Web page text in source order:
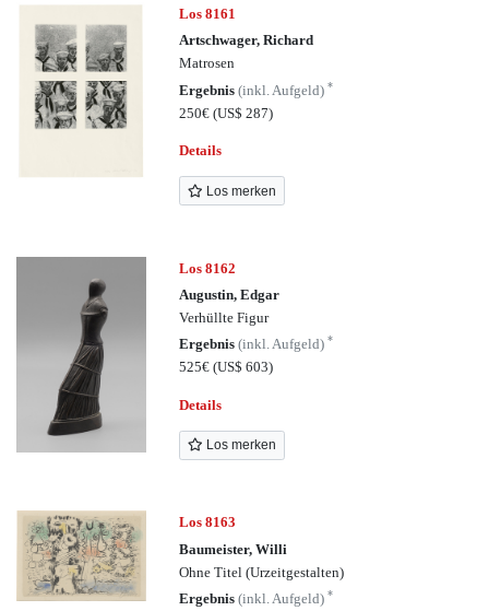
Los 8161
Artschwager, Richard
Matrosen
Ergebnis(inkl. Aufgeld)*
250€(US$ 287)
Details
Los merken
Los 8162
Augustin, Edgar
Verhüllte Figur
Ergebnis(inkl. Aufgeld)*
525€(US$ 603)
Details
Los merken
Los 8163
Baumeister, Willi
Ohne Titel (Urzeitgestalten)
Ergebnis(inkl. Aufgeld)*